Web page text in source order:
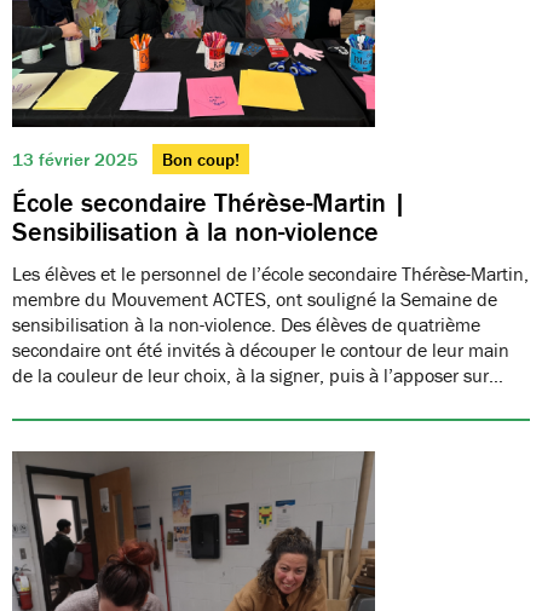
13 février 2025 Bon coup!
École secondaire Thérèse-Martin |
Sensibilisation à la non-violence
Les élèves et le personnel de l’école secondaire Thérèse-Martin,
membre du Mouvement ACTES, ont souligné la Semaine de
sensibilisation à la non-violence. Des élèves de quatrième
secondaire ont été invités à découper le contour de leur main
de la couleur de leur choix, à la signer, puis à l’apposer sur…